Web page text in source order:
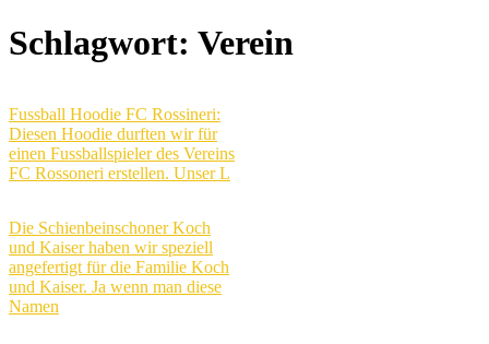
Schlagwort: Verein
Fussball Hoodie FC Rossineri:
Diesen Hoodie durften wir für
einen Fussballspieler des Vereins
FC Rossoneri erstellen. Unser L
Die Schienbeinschoner Koch
und Kaiser haben wir speziell
angefertigt für die Familie Koch
und Kaiser. Ja wenn man diese
Namen